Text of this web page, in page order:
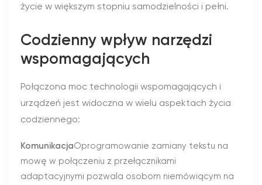
życie w większym stopniu samodzielności i pełni.
Codzienny wpływ narzędzi
wspomagających
Połączona moc technologii wspomagających i
urządzeń jest widoczna w wielu aspektach życia
codziennego:
KomunikacjaOprogramowanie zamiany tekstu na
mowę w połączeniu z przełącznikami
adaptacyjnymi pozwala osobom niemówiącym na